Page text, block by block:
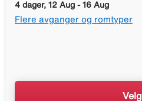
4 dager, 12 Aug - 16 Aug
Flere avganger og romtyper
Velg